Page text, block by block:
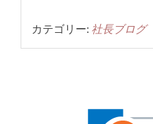
カテゴリー: 社長ブログ